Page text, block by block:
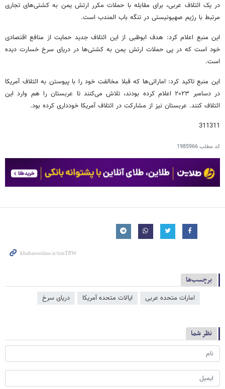
در یک ائتلاف عربی، برای مقابله با حملات مکرر ارتش یمن به کشتی‌های تجاری
مرتبط با رژیم صهیونیستی در تنگه باب المندب است.
این منبع اعلام کرد: هدف ابوظبی از این ائتلاف جدید حمایت از منافع اقتصادی
خود است که در پی حملات ارتش یمن به کشتی‌ها در دریای سرخ خسارت دیده
است.
این منبع تاکید کرد: اماراتی‌ها که قبلا مخالفت خود را با پیوستن به ائتلاف آمریکا
در دسامبر ۲۰۲۳ اعلام کرده بودند، تلاش می‌کنند تا عربستان را هم وارد این
ائتلاف کنند. عربستان نیز از مشارکت در ائتلاف آمریکا خودداری کرده بود.
311311
کد مطلب1985966
برچسب‌ها
امارات متحده عربی ایالات متحده آمریکا دریای سرخ
نظر شما